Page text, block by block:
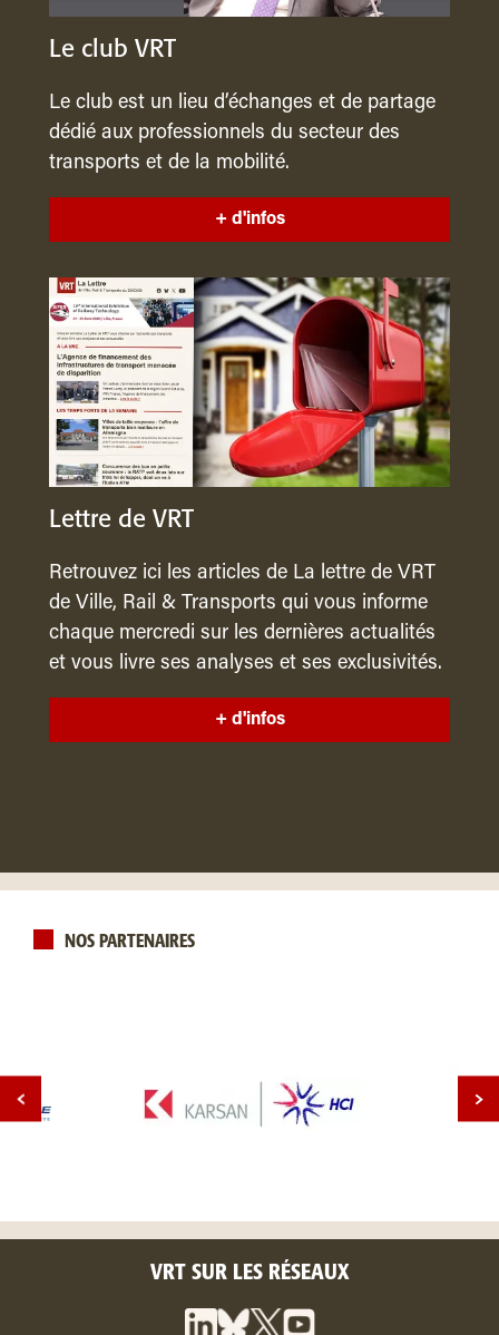
Le club VRT
Le club est un lieu d’échanges et de partage
dédié aux professionnels du secteur des
transports et de la mobilité.
+ d'infos
Lettre de VRT
Retrouvez ici les articles de La lettre de VRT
de Ville, Rail & Transports qui vous informe
chaque mercredi sur les dernières actualités
et vous livre ses analyses et ses exclusivités.
+ d'infos
NOS PARTENAIRES
VRT SUR LES RÉSEAUX